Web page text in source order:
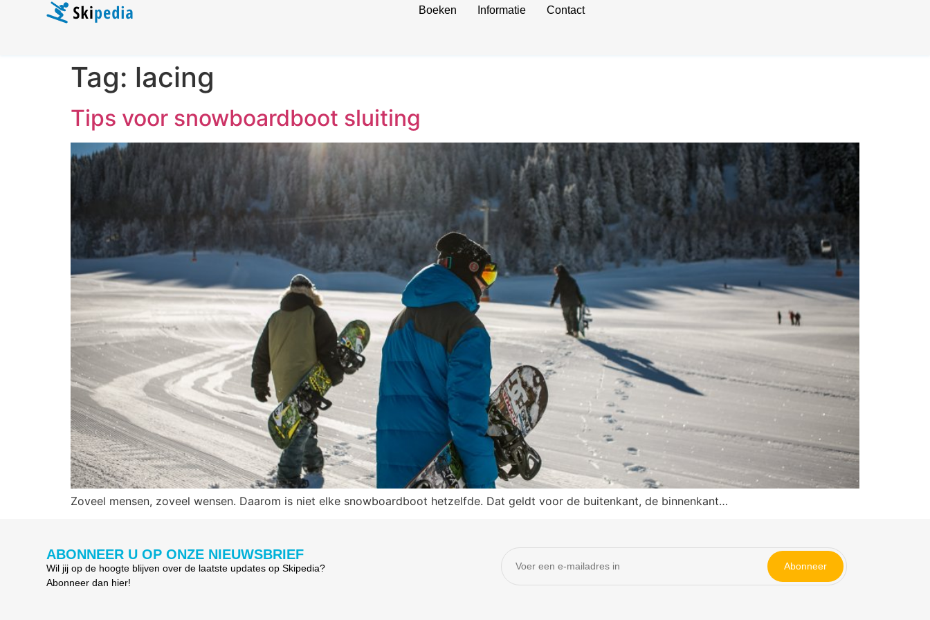
Boeken Informatie Contact
Tag: lacing
Tips voor snowboardboot sluiting
Zoveel mensen, zoveel wensen. Daarom is niet elke snowboardboot hetzelfde. Dat geldt voor de buitenkant, de binnenkant…
ABONNEER U OP ONZE NIEUWSBRIEF
Wil jij op de hoogte blijven over de laatste updates op Skipedia?
Abonneer dan hier!
Abonneer